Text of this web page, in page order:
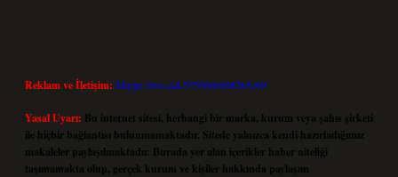
Reklam ve İletişim: Skype: live:.cid.575569c608265c69
Yasal Uyarı: Bu internet sitesi, herhangi bir marka, kurum veya şahıs şirketi
ile hiçbir bağlantısı bulunmamaktadır. Sitede yalnızca kendi hazırladığımız
makaleler paylaşılmaktadır. Burada yer alan içerikler haber niteliği
taşımamakta olup, gerçek kurum ve kişiler hakkında paylaşım